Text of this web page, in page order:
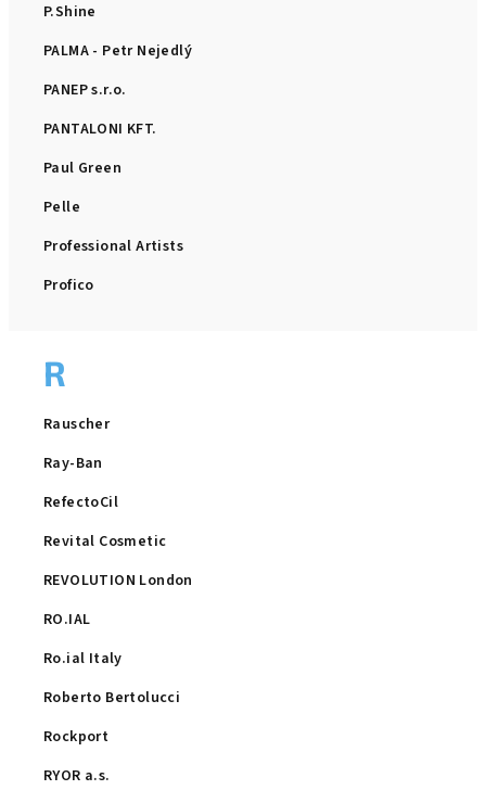
P.Shine
PALMA - Petr Nejedlý
PANEP s.r.o.
PANTALONI KFT.
Paul Green
Pelle
Professional Artists
Profico
R
Rauscher
Ray-Ban
RefectoCil
Revital Cosmetic
REVOLUTION London
RO.IAL
Ro.ial Italy
Roberto Bertolucci
Rockport
RYOR a.s.